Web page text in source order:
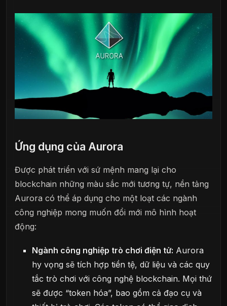
Ứng dụng của Aurora
Được phát triển với sứ mệnh mang lại cho
blockchain những màu sắc mới tương tự, nền tảng
Aurora có thể áp dụng cho một loạt các ngành
công nghiệp mong muốn đổi mới mô hình hoạt
động:
Ngành công nghiệp trò chơi điện tử: Aurora
hy vọng sẽ tích hợp tiền tệ, dữ liệu và các quy
tắc trò chơi với công nghệ blockchain. Mọi thứ
sẽ được “token hóa”, bao gồm cả đạo cụ và